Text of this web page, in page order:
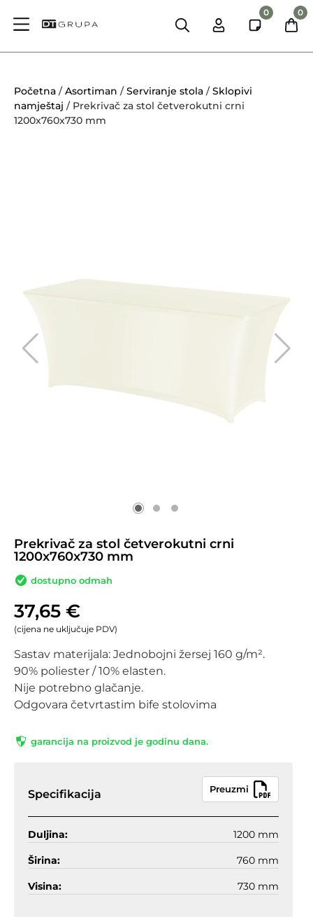
0 0
Početna /Asortiman /Serviranje stola /Sklopivi
namještaj / Prekrivač za stol četverokutni crni
1200x760x730 mm
Prekrivač za stol četverokutni crni
1200x760x730 mm
dostupno odmah
37,65 €
(cijena ne uključuje PDV)
Sastav materijala: Jednobojni žersej 160 g/m².
90% poliester / 10% elasten.
Nije potrebno glačanje.
Odgovara četvrtastim bife stolovima
garancija na proizvod je godinu dana.
Specifikacija Preuzmi
Duljina: 1200 mm
Širina: 760 mm
Visina: 730 mm